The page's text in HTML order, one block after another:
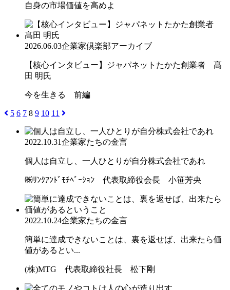
自身の市場価値を高めよ
2026.06.03企業家倶楽部アーカイブ
【核心インタビュー】ジャパネットたかた創業者 髙
田 明氏
今を生きる 前編
5 6 7 8 9 10 11
2022.10.31企業家たちの金言
個人は自立し、一人ひとりが自分株式会社であれ
㈱ﾘﾝｸｱﾝﾄﾞﾓﾁﾍﾞｰｼｮﾝ 代表取締役会長 小笹芳央
2022.10.24企業家たちの金言
簡単に達成できないことは、裏を返せば、出来たら価
値があるとい...
(株)MTG 代表取締役社長 松下剛